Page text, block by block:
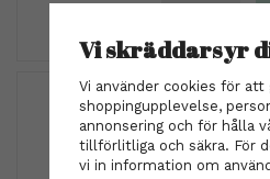
Vi skräddarsyr
Vi använder cookies för att
shoppingupplevelse,
annonsering och för hålla
tillförlitliga och säkra. För
vi in information om